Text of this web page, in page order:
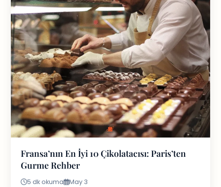
Fransa’nın En İyi 10 Çikolatacısı: Paris’ten
Gurme Rehber
5 dk okuma May 3